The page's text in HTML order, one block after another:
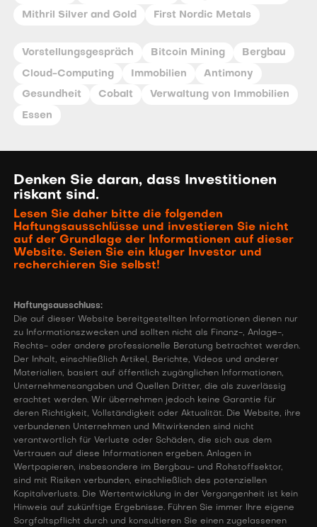
Mithril Silver and Gold First Nordic Metals
Vorstellungsgespräch Bitcoin Mining Bergbau
Cloud-Computing Immobilien Antimony
Gesundheit Cobalt Verwaltung von Immobilien
Essen
Denken Sie daran, dass Investitionen
riskant sind.
Lesen Sie daher bitte die folgenden
Haftungsausschlüsse und investieren Sie nicht
auf der Grundlage der Informationen auf dieser
Website. Seien Sie ein kluger Investor und
recherchieren Sie selbst!
Haftungsausschluss:
Die auf dieser Website bereitgestellten Informationen dienen nur
zu Informationszwecken und sollten nicht als Finanz-, Anlage-,
Rechts- oder andere professionelle Beratung betrachtet werden.
Der Inhalt, einschließlich Artikel, Berichte, Videos und anderer
Materialien, basiert auf öffentlich zugänglichen Informationen,
Unternehmensangaben und Quellen Dritter, die als zuverlässig
erachtet werden. Wir übernehmen jedoch keine Garantie für
deren Richtigkeit, Vollständigkeit oder Aktualität. Die Website, ihre
verbundenen Unternehmen und Mitwirkenden sind nicht
verantwortlich für Verluste oder Schäden, die sich aus dem
Vertrauen auf diese Informationen ergeben. Anlagen in
Wertpapieren, insbesondere im Bergbau- und Rohstoffsektor,
sind mit Risiken verbunden, einschließlich des potenziellen
Kapitalverlusts. Die Wertentwicklung in der Vergangenheit ist kein
Hinweis auf zukünftige Ergebnisse. Führen Sie immer Ihre eigene
Sorgfaltspflicht durch und konsultieren Sie einen zugelassenen